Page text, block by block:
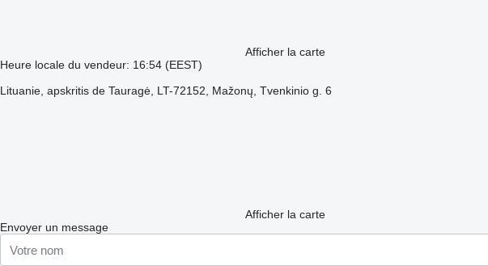
Afficher la carte
Heure locale du vendeur: 16:54 (EEST)
Lituanie, apskritis de Tauragė, LT-72152, Mažonų, Tvenkinio g. 6
Afficher la carte
Envoyer un message